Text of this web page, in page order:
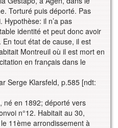
Torturé puis déporté. Pas
il n’a pas
identité et peut donc avoir
tout état de cause, il est
Montreuil où il est mort en
en français dans le
Serge Klarsfeld, p.585 [ndt:
né en 1892; déporté vers
n°12. Habitait au 30,
11ème arrondissement à